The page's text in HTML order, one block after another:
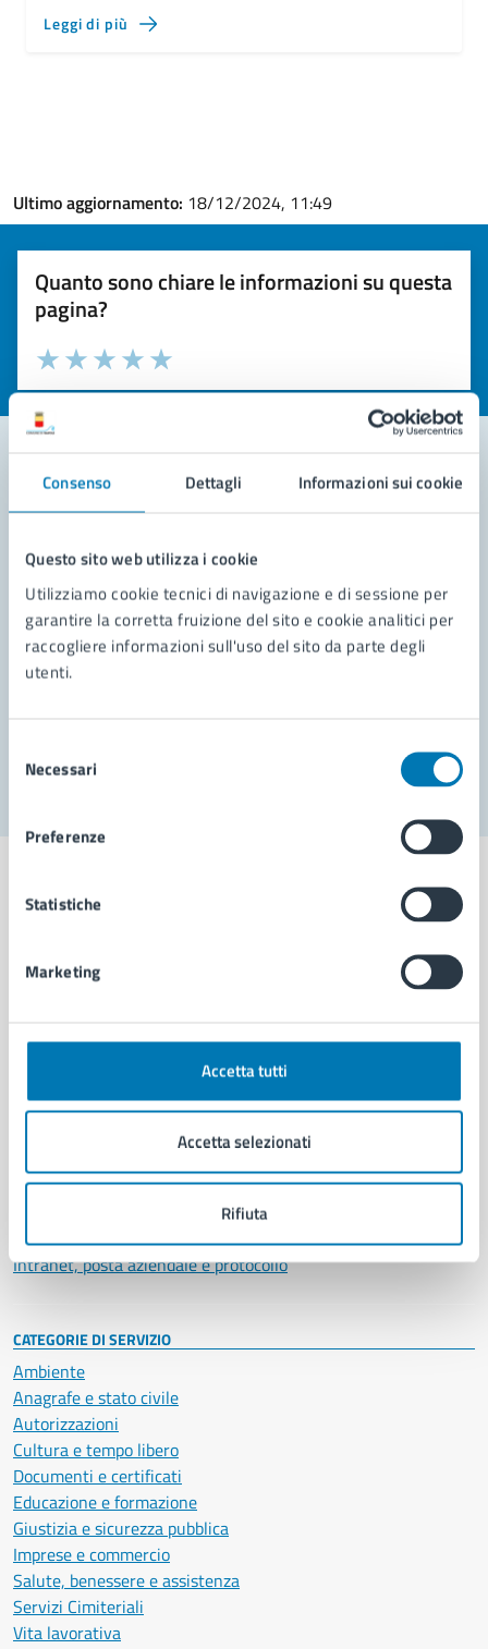
Consenso Dettagli Informazioni sui cookie
Questo sito web utilizza i cookie
Utilizziamo cookie tecnici di navigazione e di sessione per
garantire la corretta fruizione del sito e cookie analitici per
raccogliere informazioni sull'uso del sito da parte degli
utenti.
delNecessari
Preferenze
Statistiche
Marketing
Accetta tutti
Accetta selezionati
Rifiuta
Leggi di più
Ultimo aggiornamento: 18/12/2024, 11:49
Quanto sono chiare le informazioni su questa
pagina?
Valuta la chiarezza delle informazioni (da 1 a 5 stelle)
Seleziona il numero di stelle per valutare la chiarezza delle
Valuta 5 stelle su 5
Valuta 4 stelle su 5
Valuta 3 stelle su 5
Valuta 2 stelle su 5
Valuta 1 stelle su 5
Contatta il comune
Leggi le domande frequenti
Richiedi assistenza
Prenota appuntamento
Municipalità
Politici
Documenti e dati
Intranet, posta aziendale e protocollo
CATEGORIE DI SERVIZIO
Ambiente
Anagrafe e stato civile
Autorizzazioni
Cultura e tempo libero
Documenti e certificati
Educazione e formazione
Giustizia e sicurezza pubblica
Imprese e commercio
Salute, benessere e assistenza
Servizi Cimiteriali
Vita lavorativa